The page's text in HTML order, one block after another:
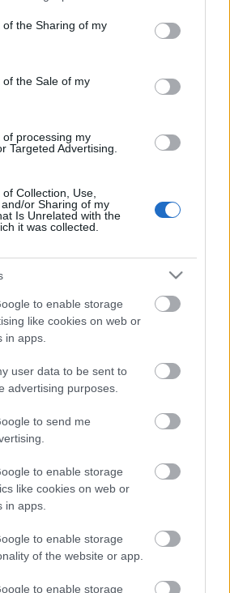
or usage behaviour. You may click to
to Google and its third-party tags to
specified purposes in below Google
the Sharing of my
the Sale of my
processing my
Targeted Advertising.
Collection, Use,
or Sharing of my
Is Unrelated with the
it was collected.
to enable storage
like cookies on web or
in apps.
user data to be sent to
advertising purposes.
to send me
to enable storage
like cookies on web or
in apps.
to enable storage
of the website or app.
to enable storage
Gyí! Haza!
(banda)
nádsíp,lavor)
Dsupin Pál (tárogató,
Balogh Kálmán (cimbalom),
(bőgő), Husi Gyula (citera),
Berecz András (mese,
kunmadarasi és berekfürdői